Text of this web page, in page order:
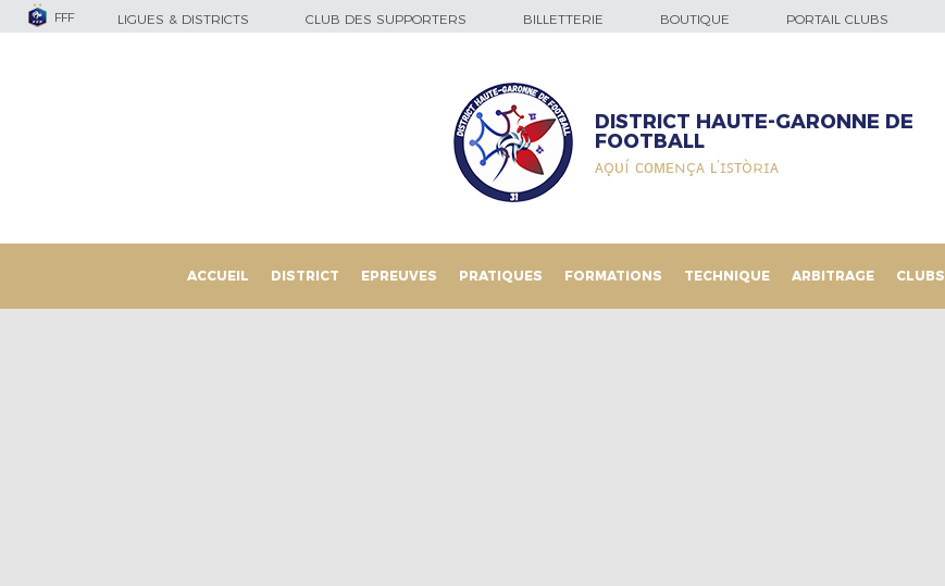
FFF LIGUES & DISTRICTS CLUB DES SUPPORTERS BILLETTERIE BOUTIQUE PORTAIL CLUBS
DISTRICT HAUTE-GARONNE DE
FOOTBALL
ᴀǫᴜí ᴄᴏᴍᴇɴçᴀ ʟ’ɪꜱᴛòʀɪᴀ
ACCUEIL DISTRICT EPREUVES PRATIQUES FORMATIONS TECHNIQUE ARBITRAGE CLUBS